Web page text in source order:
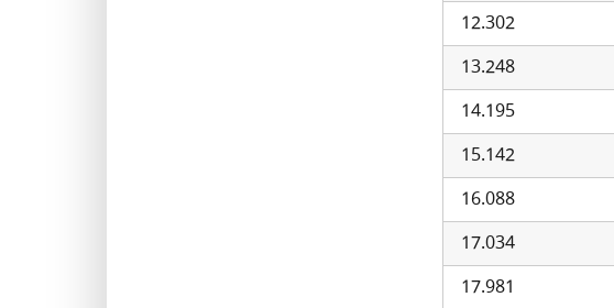
12.302
13.248
14.195
15.142
16.088
17.034
17.981